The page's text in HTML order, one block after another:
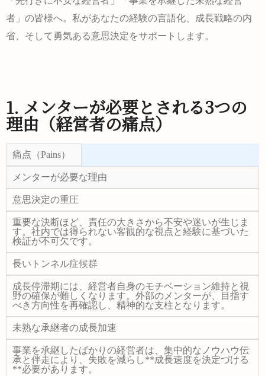
者」の皆様へ。私があなたの経験の言語化、成長戦略の内
省、そして勇気ある意思決定をサポートします。
1. メンターが必要とされる3つの
理由（経営者の痛点）
痛点（Pains）
メンターが必要な理由
意思決定の重圧
重要な決断ほど、責任の大きさから不安や迷いが生じま
す。社内では得られない客観的な視点と経験に基づいた
検証が不可欠です。
長いトンネル症候群
成長停滞期には、経営者自身のモチベーション維持と視
野の確保が難しくなります。外部のメンターが、目指す
べき方向性を再確認し、 精神的な支柱 となります。
未熟な承継者の成長加速
事業を承継したばかりの経営者は、集中的なノウハウ伝
承と伴走により、失敗を減らし**成長速度を決定づける
**必要があります。